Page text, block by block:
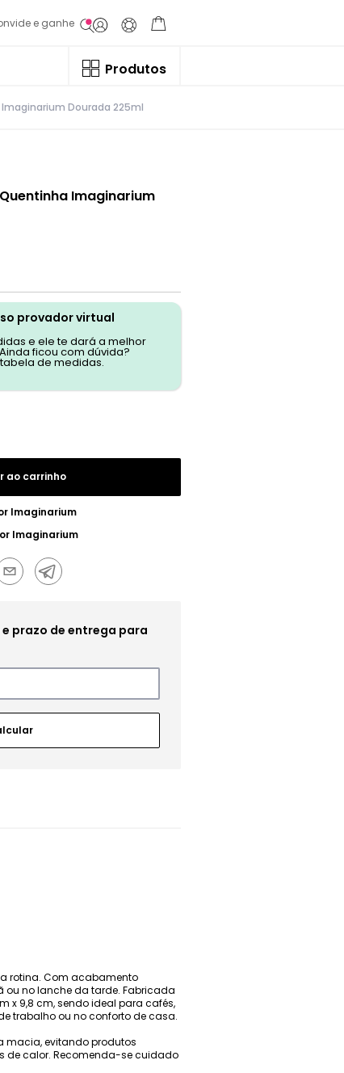
e ganhe
Produtos
Dourada 225ml
Imaginarium
provador virtual
e ele te dará a melhor
ficou com dúvida?
de medidas.
ao carrinho
Imaginarium
Imaginarium
rotina. Com acabamento
ou no lanche da tarde. Fabricada
x 9,8 cm, sendo ideal para cafés,
trabalho ou no conforto de casa.
macia, evitando produtos
de calor. Recomenda-se cuidado